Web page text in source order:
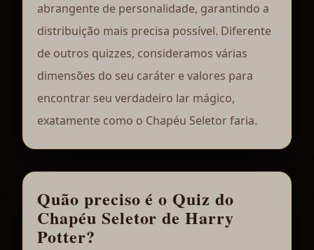
abrangente de personalidade, garantindo a
distribuição mais precisa possível. Diferente
de outros quizzes, consideramos várias
dimensões do seu caráter e valores para
encontrar seu verdadeiro lar mágico,
exatamente como o Chapéu Seletor faria.
Quão preciso é o Quiz do
Chapéu Seletor de Harry
Potter?